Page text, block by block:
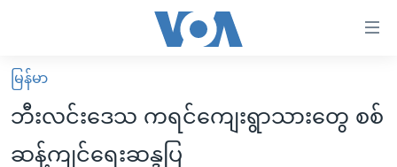
လွယ်ကူ
စေ
သည့်
မူလစာမျက်နှာ
မြန်မာ
ကမ္ဘာ့သတင်းများ
မြန်မာ
ဘီးလင်းဒေသ ကရင်ကျေးရွာသားတွေ စစ်
ဆန့်ကျင်ရေးဆန္ဒပြ